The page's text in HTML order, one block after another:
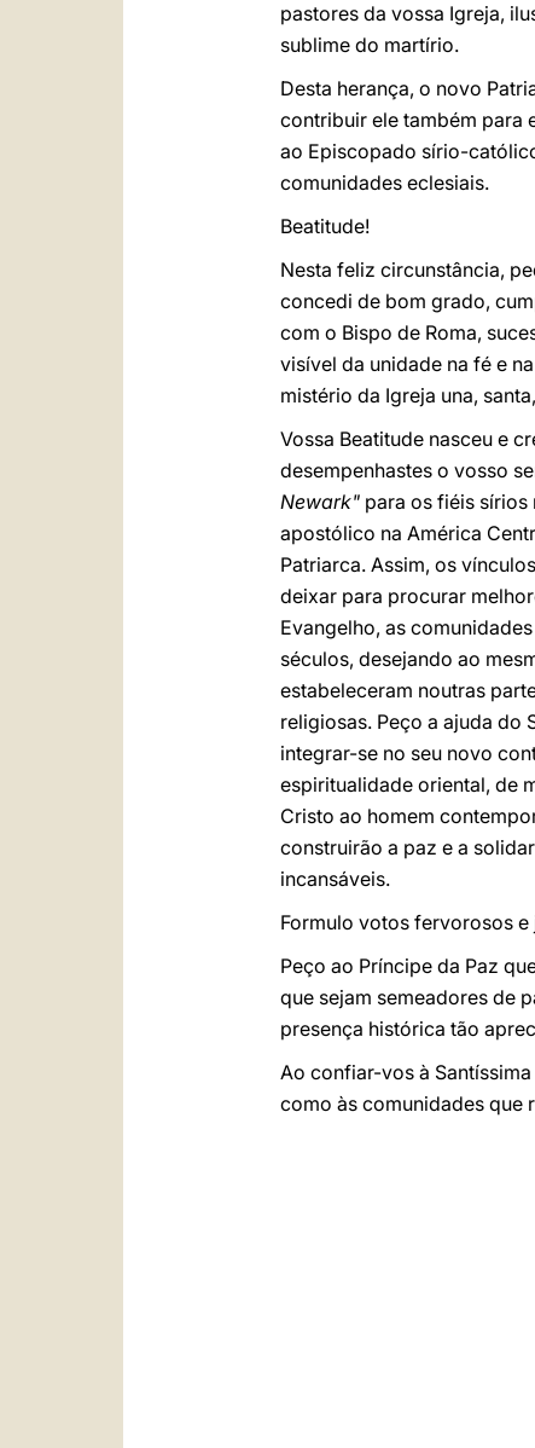
pastores da vossa Igreja,
sublime do martírio.
Desta herança, o novo
contribuir ele também para
ao Episcopado sírio-
comunidades eclesiais.
Beatitude!
Nesta feliz circunstância,
concedi de bom grado,
com o Bispo de Roma,
visível da unidade na fé e
mistério da Igreja una,
Vossa Beatitude nasceu e
desempenhastes o vosso
Newark" para os fiéis sírios
apostólico na América
Patriarca. Assim, os
deixar para procurar
Evangelho, as
séculos, desejando ao
estabeleceram noutras
religiosas. Peço a ajuda do
integrar-se no seu novo
espiritualidade oriental, de
Cristo ao homem
construirão a paz e a
incansáveis.
Formulo votos fervorosos
Peço ao Príncipe da Paz
que sejam semeadores de
presença histórica tão
Ao confiar-vos à
como às comunidades que